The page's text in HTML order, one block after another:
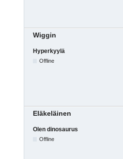
Wiggin
Hyperkyylä
Offline
Eläkeläinen
Olen dinosaurus
Offline